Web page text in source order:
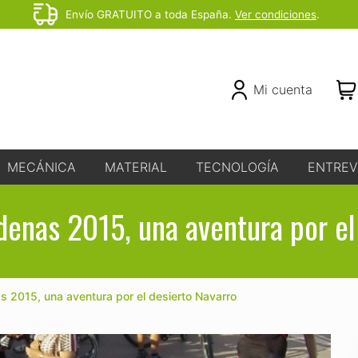
Before
Envío GRATUITO a toda España. Ver condiciones.
Header
RightMi cuenta
MECÁNICA MATERIAL TECNOLOGÍA
2015, una aventura por
2015, una aventura por el desierto Navarro